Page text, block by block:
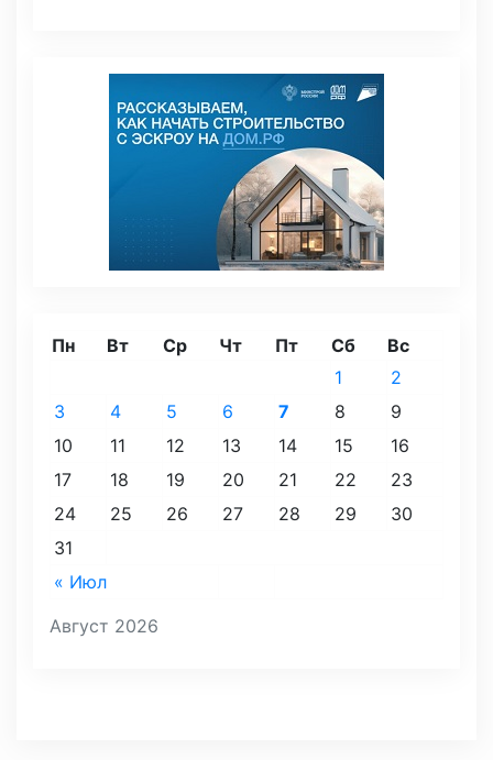
Август 2026
Пн Вт Ср Чт Пт Сб Вс
« Июл
1
2
3
4 5 6 7 8
9
10
11 12 13 14 15
16
17
18 19 20 21 22
23
24
25 26 27 28 29
30
31